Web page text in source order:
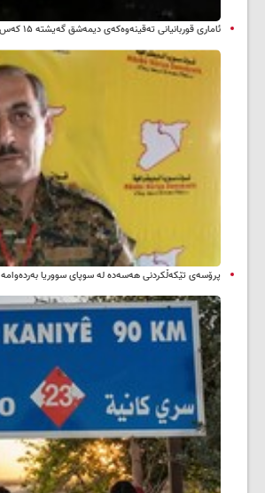
ئاماری قوربانیانی تەقینەوەکەی دیمەشق گەیشتە ۱۵ کەس
پرۆسەی تێکەڵکردنی هەسەدە لە سوپای سووریا بەردەوامە